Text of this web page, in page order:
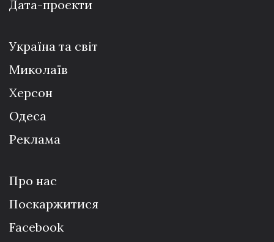
Дата-проєкти
Україна та світ
Миколаїв
Херсон
Одеса
Реклама
Про нас
Поскаржитися
Facebook